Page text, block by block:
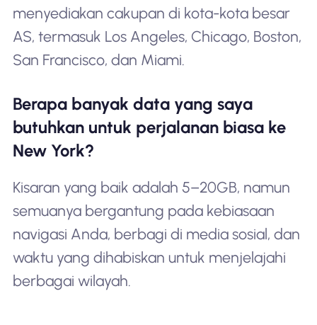
menyediakan cakupan di kota-kota besar
AS, termasuk Los Angeles, Chicago, Boston,
San Francisco, dan Miami.
Berapa banyak data yang saya
butuhkan untuk perjalanan biasa ke
New York?
Kisaran yang baik adalah 5–20GB, namun
semuanya bergantung pada kebiasaan
navigasi Anda, berbagi di media sosial, dan
waktu yang dihabiskan untuk menjelajahi
berbagai wilayah.